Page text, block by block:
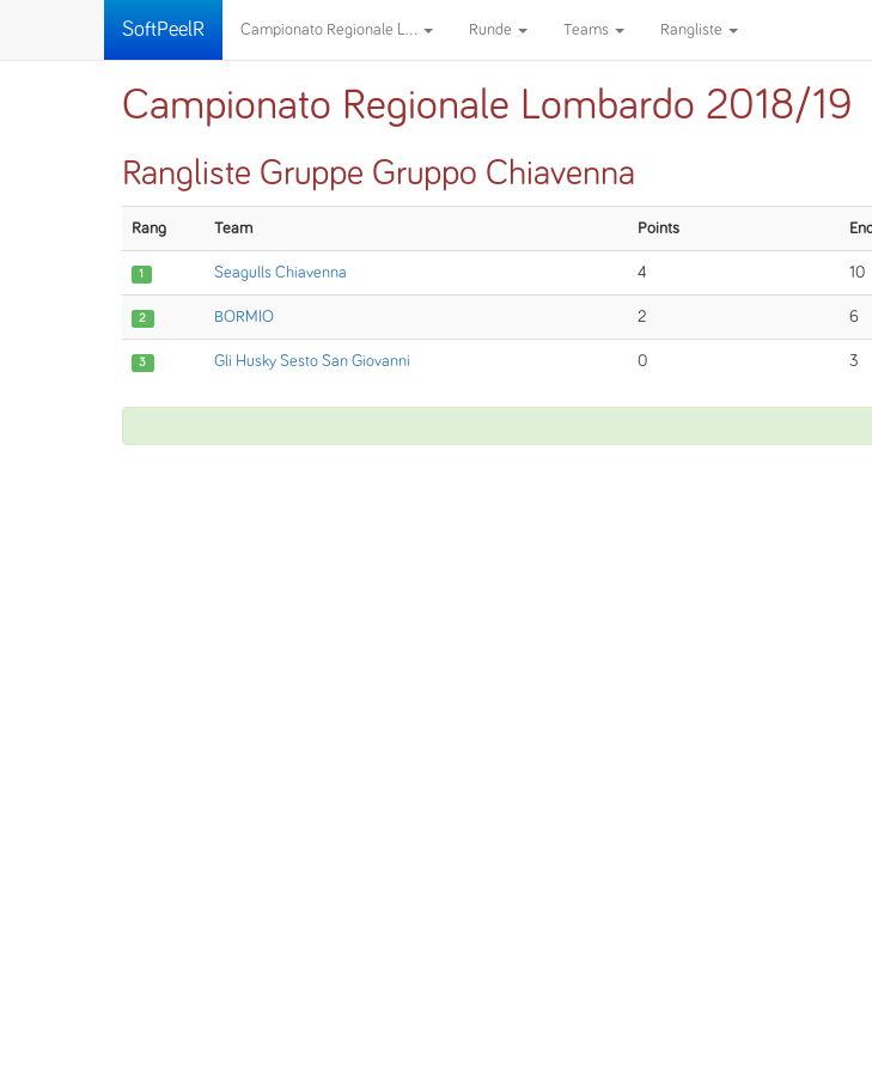
SoftPeelR Campionato Regionale L... Runde Teams Rangliste
Campionato Regionale Lombardo 2018/19
Rangliste Gruppe Gruppo Chiavenna
Rang Team Points
1 Seagulls Chiavenna 4 10
2 BORMIO 2 6
3 Gli Husky Sesto San Giovanni 0 3